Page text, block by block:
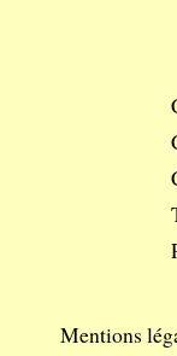
Mentions